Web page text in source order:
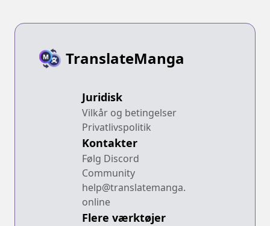
TranslateManga
Juridisk
Vilkår og betingelser
Privatlivspolitik
Kontakter
Følg Discord
Community
help@translatemanga.
online
Flere værktøjer